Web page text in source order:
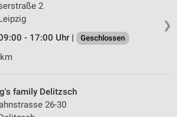
❯
2
- 17:00 Uhr |
Geschlossen
family Delitzsch
26-30